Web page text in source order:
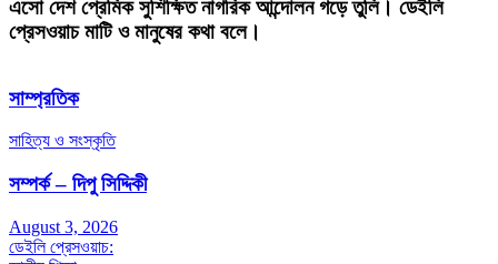
এসো দেশ প্রেমিক সুশিক্ষিত নাগরিক আন্দোলন গড়ে তুলি। ডেইলি
প্রেসওয়াচ মাটি ও মানুষের কথা বলে।
সাম্প্রতিক
সাহিত্য ও সংস্কৃতি
সম্পর্ক – দিপু সিদ্দিকী
August 3, 2026
ডেইলি প্রেসওয়াচ: